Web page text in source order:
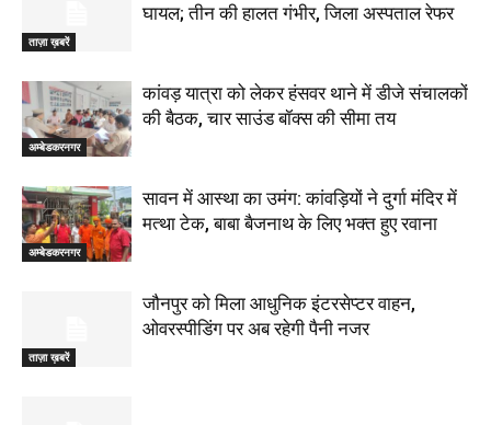
ताज़ा ख़बरें
घायल; तीन की हालत गंभीर, जिला अस्पताल रेफर
अम्बेडकरनगर
कांवड़ यात्रा को लेकर हंसवर थाने में डीजे संचालकों
की बैठक, चार साउंड बॉक्स की सीमा तय
अम्बेडकरनगर
सावन में आस्था का उमंग: कांवड़ियों ने दुर्गा मंदिर में
मत्था टेक, बाबा बैजनाथ के लिए भक्त हुए रवाना
ताज़ा ख़बरें
जौनपुर को मिला आधुनिक इंटरसेप्टर वाहन,
ओवरस्पीडिंग पर अब रहेगी पैनी नजर